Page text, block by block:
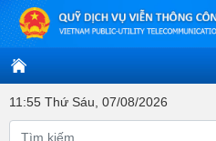
11:55 Thứ Sáu, 07/08/2026